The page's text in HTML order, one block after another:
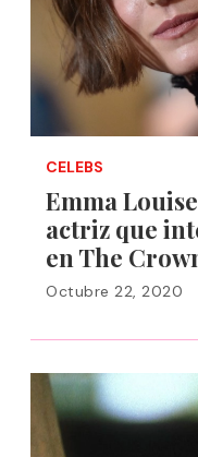
CELEBS
Emma
actriz que
en The
Octubre 22, 2020